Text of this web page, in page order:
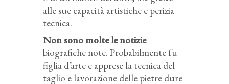
alle sue capacità artistiche e perizia
tecnica.
Non sono molte le notizie
biografiche note. Probabilmente fu
figlia d’arte e apprese la tecnica del
taglio e lavorazione delle pietre dure